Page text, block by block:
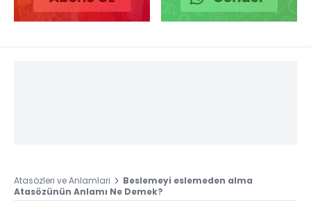
Atasözleri ve Anlamlari
Beslemeyi eslemeden alma
Atasözünün Anlamı Ne Demek?